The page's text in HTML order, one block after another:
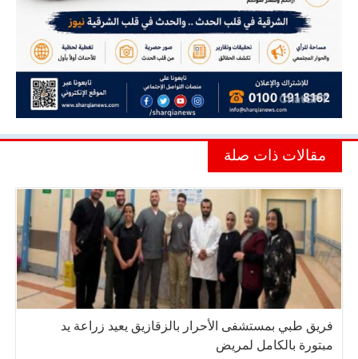
مقالات ذات صلة
فريق طبي بمستشفى الأحرار بالزقازيق يعيد زراعة يد
مبتورة بالكامل لمريض